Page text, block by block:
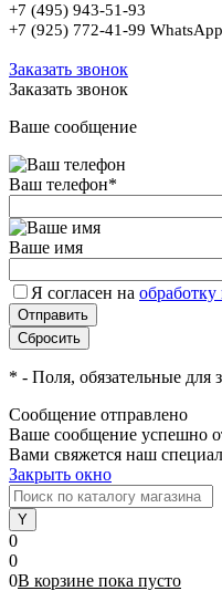
+7 (495) 943-51-93
+7 (925) 772-41-99 WhatsApp
Заказать звонок
Заказать звонок
Ваше сообщение
Ваш телефон*
Ваше имя
Я согласен на
* - Поля, обязательные для
Сообщение отправлено
Ваше сообщение успешно
Вами свяжется наш
Закрыть окно
0
0
0В корзине пока пусто